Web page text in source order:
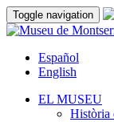
Toggle navigation
Español
English
EL MUSEU